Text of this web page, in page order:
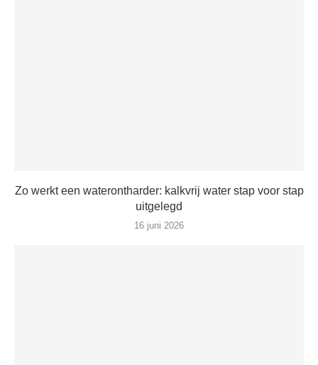
Zo werkt een waterontharder: kalkvrij water stap voor stap
uitgelegd
16 juni 2026